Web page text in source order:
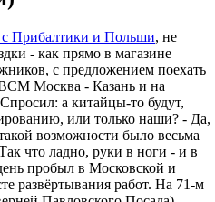
с Прибалтики и Польши, не
- как прямо в магазине
с предложением поехать
ВСМ Москва - Казань и на
а китайцы-то будут,
или только наши? - Да,
возможности было весьма
что ладно, руки в ноги - и в
пробыл в Московской и
развёртывания работ. На 71-м